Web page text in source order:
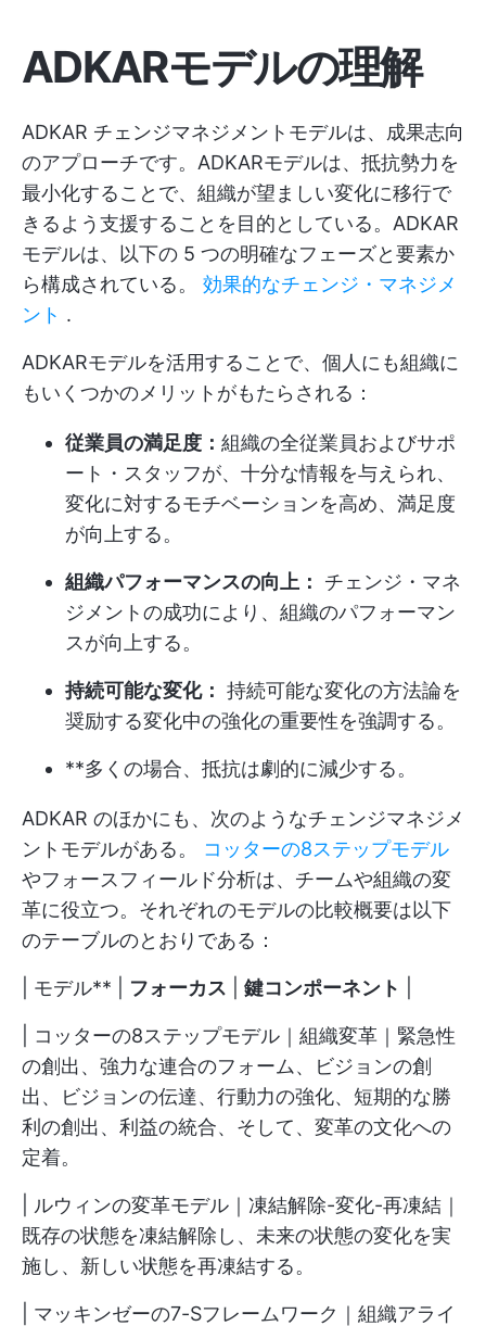
ADKARモデルの理解
ADKAR チェンジマネジメントモデルは、成果志向
のアプローチです。ADKARモデルは、抵抗勢力を
最小化することで、組織が望ましい変化に移行で
きるよう支援することを目的としている。ADKAR
モデルは、以下の 5 つの明確なフェーズと要素か
ら構成されている。 効果的なチェンジ・マネジメ
ント .
ADKARモデルを活用することで、個人にも組織に
もいくつかのメリットがもたらされる：
従業員の満足度： 組織の全従業員およびサポ
ート・スタッフが、十分な情報を与えられ、
変化に対するモチベーションを高め、満足度
が向上する。
組織パフォーマンスの向上：
チェンジ・マネ
ジメントの成功により、組織のパフォーマン
スが向上する。
持続可能な変化： 持続可能な変化の方法論を
奨励する変化中の強化の重要性を強調する。
**多くの場合、抵抗は劇的に減少する。
ADKAR のほかにも、次のようなチェンジマネジメ
ントモデルがある。 コッターの8ステップモデル
やフォースフィールド分析は、チームや組織の変
革に役立つ。それぞれのモデルの比較概要は以下
のテーブルのとおりである：
| モデル** | フォーカス 鍵コンポーネント
| コッターの8ステップモデル｜組織変革｜緊急性
の創出、強力な連合のフォーム、ビジョンの創
出、ビジョンの伝達、行動力の強化、短期的な勝
利の創出、利益の統合、そして、変革の文化への
定着。
| ルウィンの変革モデル｜凍結解除-変化-再凍結｜
既存の状態を凍結解除し、未来の状態の変化を実
施し、新しい状態を再凍結する。
| マッキンゼーの7-Sフレームワーク｜組織アライ